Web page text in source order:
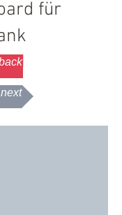
für
next